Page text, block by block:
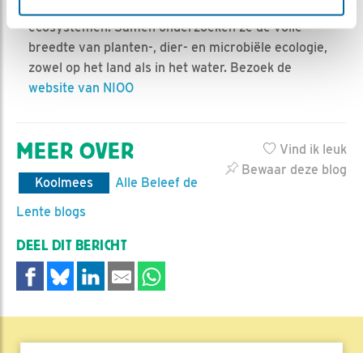
ecosystemen. Samen onderzoeken ze de volle
breedte van planten-, dier- en microbiële ecologie,
zowel op het land als in het water. Bezoek de
website van NIOO
Vind ik leuk
Bewaar deze blog
MEER OVER
Koolmees
Alle Beleef de
Lente blogs
DEEL DIT BERICHT